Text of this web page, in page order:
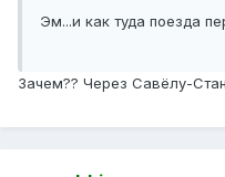
Эм...и как туда поезда
Зачем?? Через Савёлу-